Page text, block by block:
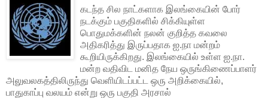
கடந்த சில நாட்களாக இலங்கையின் போர்
நடக்கும் பகுதிகளில் சிக்கியுள்ள
பொதுமக்களின் நலன் குறித்த கவலை
அதிகரித்து இருப்பதாக ஐ.நா மன்றம்
கூறியிருக்கிறது. இலங்கையில் உள்ள ஐ.நா.
மன்ற வதிவிட மனித நேய ஒருங்கிணைப்பாளர்
அலுவலகத்திலிருந்து வெளியிடப்பட்ட ஒரு அறிக்கையில்,
பாதுகாப்பு வலயம் என்று ஒரு பகுதி அரசால்